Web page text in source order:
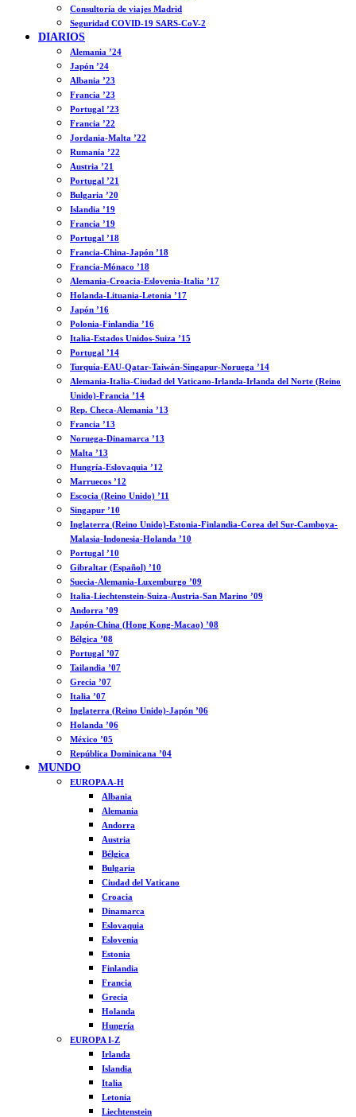
Consultoría de viajes Madrid
Seguridad COVID-19 SARS-CoV-2
DIARIOS
Alemania ’24
Japón ’24
Albania ’23
Francia ’23
Portugal ’23
Francia ’22
Jordania-Malta ’22
Rumanía ’22
Austria ’21
Portugal ’21
Bulgaria ’20
Islandia ’19
Francia ’19
Portugal ’18
Francia-China-Japón ’18
Francia-Mónaco ’18
Alemania-Croacia-Eslovenia-Italia ’17
Holanda-Lituania-Letonia ’17
Japón ’16
Polonia-Finlandia ’16
Italia-Estados Unidos-Suiza ’15
Portugal ’14
Turquía-EAU-Qatar-Taiwán-Singapur-Noruega ’14
Alemania-Italia-Ciudad del Vaticano-Irlanda-Irlanda del Norte (Reino
Unido)-Francia ’14
Rep. Checa-Alemania ’13
Francia ’13
Noruega-Dinamarca ’13
Malta ’13
Hungría-Eslovaquia ’12
Marruecos ’12
Escocia (Reino Unido) ’11
Singapur ’10
Inglaterra (Reino Unido)-Estonia-Finlandia-Corea del Sur-Camboya-
Malasia-Indonesia-Holanda ’10
Portugal ’10
Gibraltar (Español) ’10
Suecia-Alemania-Luxemburgo ’09
Italia-Liechtenstein-Suiza-Austria-San Marino ’09
Andorra ’09
Japón-China (Hong Kong-Macao) ’08
Bélgica ’08
Portugal ’07
Tailandia ’07
Grecia ’07
Italia ’07
Inglaterra (Reino Unido)-Japón ’06
Holanda ’06
México ’05
República Dominicana ’04
MUNDO
EUROPA A-H
Albania
Alemania
Andorra
Austria
Bélgica
Bulgaria
Ciudad del Vaticano
Croacia
Dinamarca
Eslovaquia
Eslovenia
Estonia
Finlandia
Francia
Grecia
Holanda
Hungría
EUROPA I-Z
Irlanda
Islandia
Italia
Letonia
Liechtenstein